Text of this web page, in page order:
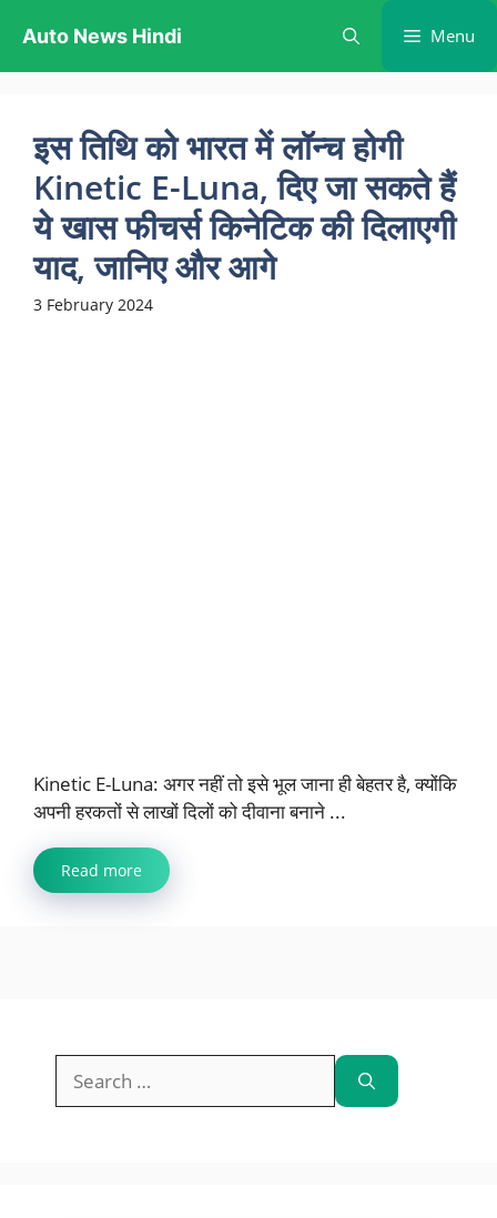
content
Auto News Hindi Menu
इस तिथि को भारत में लॉन्च होगी
Kinetic E-Luna, दिए जा सकते हैं
ये खास फीचर्स किनेटिक की दिलाएगी
याद, जानिए और आगे
3 February 2024
Kinetic E-Luna: अगर नहीं तो इसे भूल जाना ही बेहतर है, क्योंकि
अपनी हरकतों से लाखों दिलों को दीवाना बनाने ...
Read more
Search
for: